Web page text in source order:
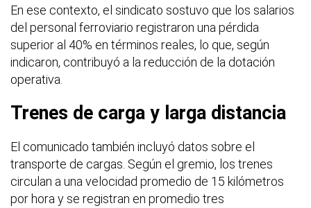
En ese contexto, el sindicato sostuvo que los salarios
del personal ferroviario registraron una pérdida
superior al 40% en términos reales, lo que, según
indicaron, contribuyó a la reducción de la dotación
operativa.
Trenes de carga y larga distancia
El comunicado también incluyó datos sobre el
transporte de cargas. Según el gremio, los trenes
circulan a una velocidad promedio de 15 kilómetros
por hora y se registran en promedio tres